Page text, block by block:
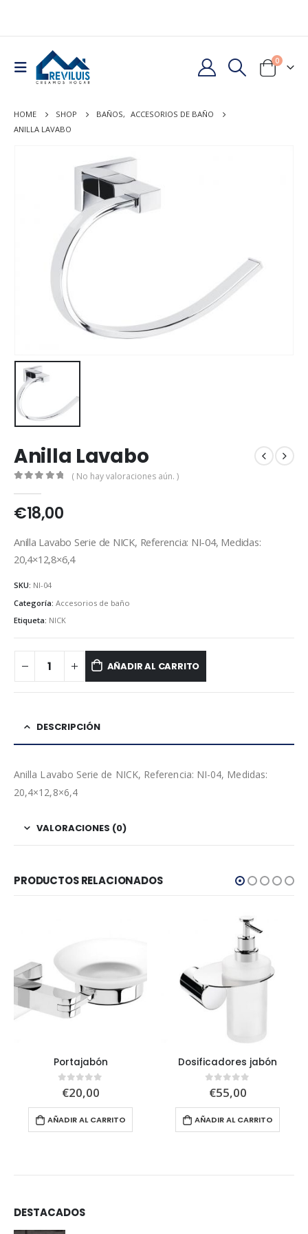
0
HOME SHOP BAÑOS, ACCESORIOS DE BAÑO
ANILLA LAVABO
Anilla Lavabo
( No hay valoraciones aún. )
€18,00
Anilla Lavabo Serie de NICK, Referencia: NI-04, Medidas:
20,4×12,8×6,4
SKU: NI-04
Categoría: Accesorios de baño
Etiqueta: NICK
AÑADIR AL CARRITO
DESCRIPCIÓN
Anilla Lavabo Serie de NICK, Referencia: NI-04, Medidas:
20,4×12,8×6,4
VALORACIONES (0)
PRODUCTOS RELACIONADOS
Portajabón
0out of 5
€20,00
AÑADIR AL CARRITO
Dosificadores jabón
0out of 5
€55,00
AÑADIR AL CARRITO
DESTACADOS